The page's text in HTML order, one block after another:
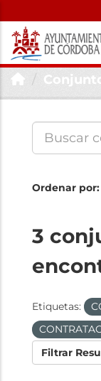
Ordenar por
3
Etiquetas:
Filtrar